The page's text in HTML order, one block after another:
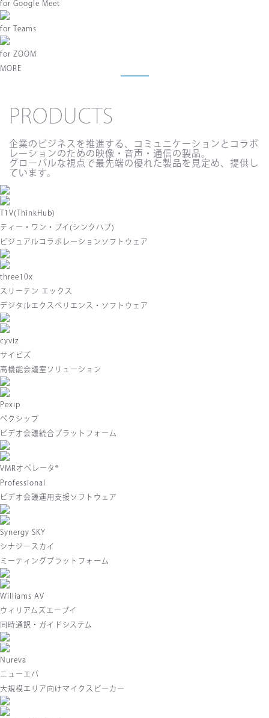
for Google Meet
for Teams
for ZOOM
MORE
PRODUCTS
企業のビジネスを推進する、コミュニケーションとコラボ
レーションのための映像・音声・通信の製品。
グローバルな視点で最先端の優れた製品を見定め、提供し
ています。
T1V(ThinkHub)
ティー・ワン・ブイ(シンクハブ)
ビジュアルコラボレーションソフトウェア
three10x
スリーテン エックス
デジタルエクスペリエンス・ソフトウェア
cyviz
サイビズ
高機能会議室ソリューション
Pexip
ペクシップ
ビデオ会議統合プラットフォーム
VMRオペレータ®
Professional
ビデオ会議運用支援ソフトウェア
Synergy SKY
シナジースカイ
ミーティングプラットフォーム
Williams AV
ウィリアムズエーブイ
同時通訳・ガイドシステム
Nureva
ニューエバ
大規模エリア向けマイクスピーカー